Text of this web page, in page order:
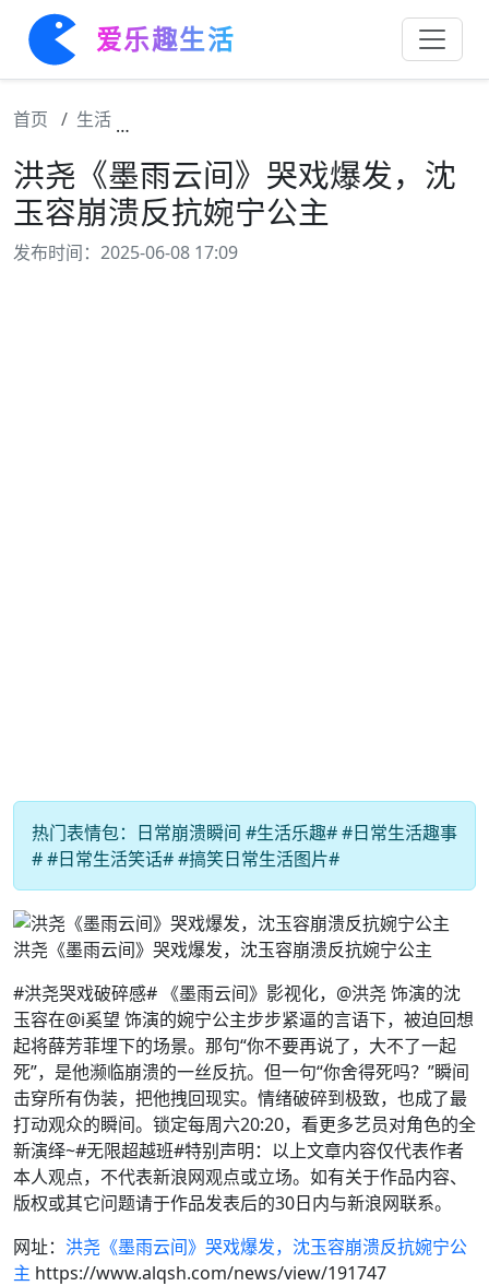
爱乐趣生活
首页 生活
洪尧《墨雨云间》哭戏爆发，沈
玉容崩溃反抗婉宁公主
发布时间：2025-06-08 17:09
热门表情包：日常崩溃瞬间 #生活乐趣# #日常生活趣事
# #日常生活笑话# #搞笑日常生活图片#
洪尧《墨雨云间》哭戏爆发，沈玉容崩溃反抗婉宁公主
#洪尧哭戏破碎感# 《墨雨云间》影视化，@洪尧 饰演的沈
玉容在@i奚望 饰演的婉宁公主步步紧逼的言语下，被迫回想
起将薛芳菲埋下的场景。那句“你不要再说了，大不了一起
死”，是他濒临崩溃的一丝反抗。但一句“你舍得死吗？”瞬间
击穿所有伪装，把他拽回现实。情绪破碎到极致，也成了最
打动观众的瞬间。锁定每周六20:20，看更多艺员对角色的全
新演绎~#无限超越班#特别声明：以上文章内容仅代表作者
本人观点，不代表新浪网观点或立场。如有关于作品内容、
版权或其它问题请于作品发表后的30日内与新浪网联系。
网址： 洪尧《墨雨云间》哭戏爆发，沈玉容崩溃反抗婉宁公
主 https://www.alqsh.com/news/view/191747